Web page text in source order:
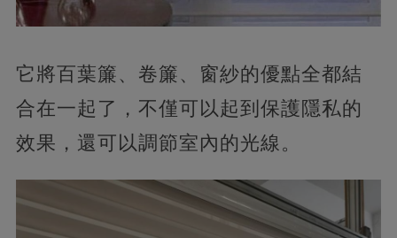
它將百葉簾、卷簾、窗紗的優點全都結
合在一起了，不僅可以起到保護隱私的
效果，還可以調節室內的光線。